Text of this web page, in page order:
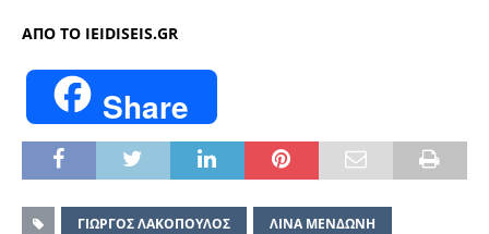
ΑΠΟ ΤΟ IEIDISEIS.GR
Share
ΓΙΩΡΓΟΣ ΛΑΚΟΠΟΥΛΟΣ ΛΙΝΑ ΜΕΝΔΩΝΗ